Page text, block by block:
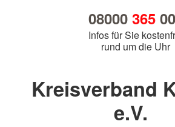
08000 365
Infos für Sie
rund um die Uhr
Kreisverband
e.V.